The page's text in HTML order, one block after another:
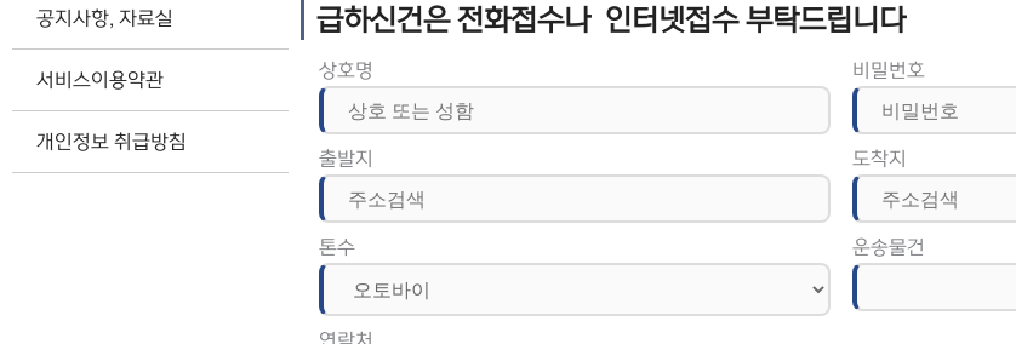
공지사항, 자료실
서비스이용약관
개인정보 취급방침
급하신건은 전화접수나 인터넷접수 부탁드립니다
상호명 비밀번호
출발지 도착지
톤수 운송물건